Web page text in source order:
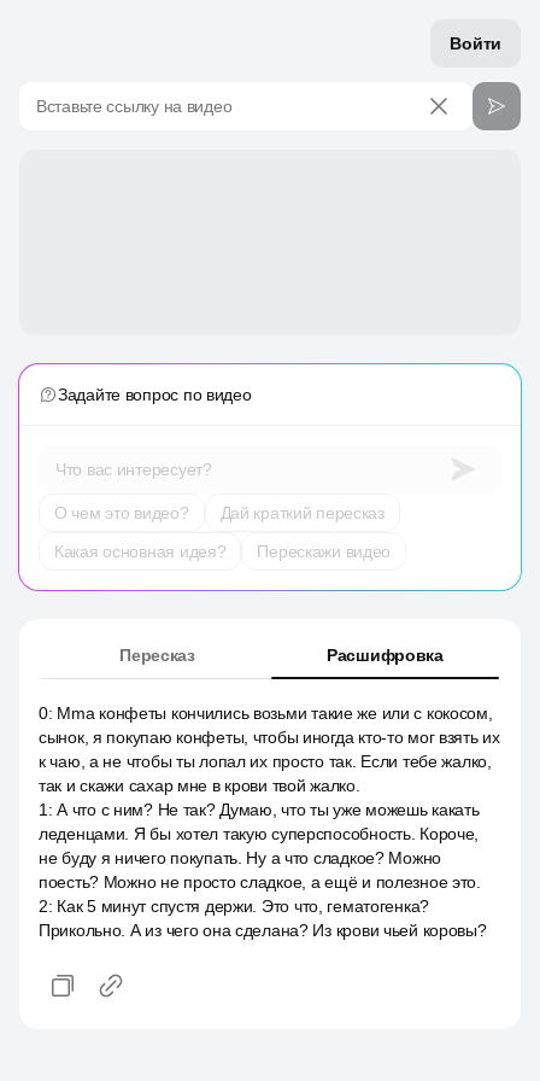
Войти
Вставьте ссылку на видео
Задайте вопрос по видео
Что вас интересует?
О чем это видео?
Дай краткий пересказ
Какая основная идея?
Перескажи видео
Пересказ Расшифровка
0: Mma конфеты кончились возьми такие же или с кокосом,
сынок, я покупаю конфеты, чтобы иногда кто-то мог взять их
к чаю, а не чтобы ты лопал их просто так. Если тебе жалко,
так и скажи сахар мне в крови твой жалко.
1 :А что с ним? Не так? Думаю, что ты уже можешь какать
леденцами. Я бы хотел такую суперспособность. Короче,
не буду я ничего покупать. Ну а что сладкое? Можно
поесть? Можно не просто сладкое, а ещё и полезное это.
2: Как 5 минут спустя держи. Это что, гематогенка?
Прикольно. А из чего она сделана? Из крови чьей коровы?